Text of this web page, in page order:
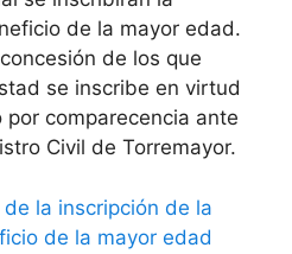
de la mayor edad.
de los que
se inscribe en virtud
comparecencia ante
Civil de Torremayor.
la inscripción de la
de la mayor edad